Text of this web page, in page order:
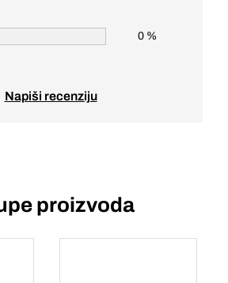
0 %
Napiši recenziju
proizvoda